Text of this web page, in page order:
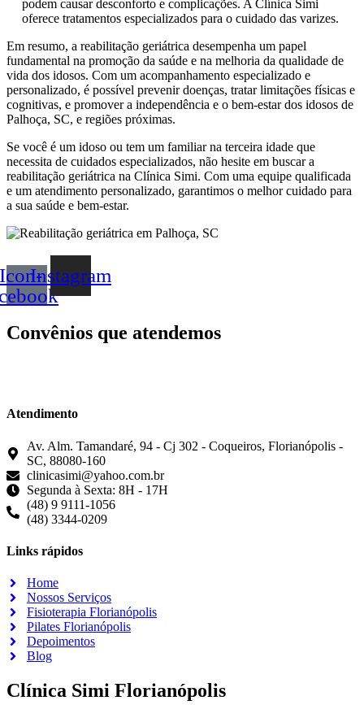
podem causar desconforto e complicações. A Clínica Simi
oferece tratamentos especializados para o cuidado das varizes.
Em resumo, a reabilitação geriátrica desempenha um papel
fundamental na promoção da saúde e na melhoria da qualidade de
vida dos idosos. Com um acompanhamento especializado e
personalizado, é possível prevenir doenças, tratar limitações físicas e
cognitivas, e promover a independência e o bem-estar dos idosos de
Palhoça, SC, e regiões próximas.
Se você é um idoso ou tem um familiar na terceira idade que
necessita de cuidados especializados, não hesite em buscar a
reabilitação geriátrica na Clínica Simi. Com uma equipe qualificada
e um atendimento personalizado, garantimos o melhor cuidado para
a sua saúde e bem-estar.
Icon-Instagram
Convênios que atendemos
Atendimento
Av. Alm. Tamandaré, 94 - Cj 302 - Coqueiros, Florianópolis -
SC, 88080-160
clinicasimi@yahoo.com.br
Segunda à Sexta: 8H - 17H
(48) 9 9111-1056
(48) 3344-0209
Links rápidos
Home
Nossos Serviços
Fisioterapia Florianópolis
Pilates Florianópolis
Depoimentos
Blog
Clínica Simi Florianópolis